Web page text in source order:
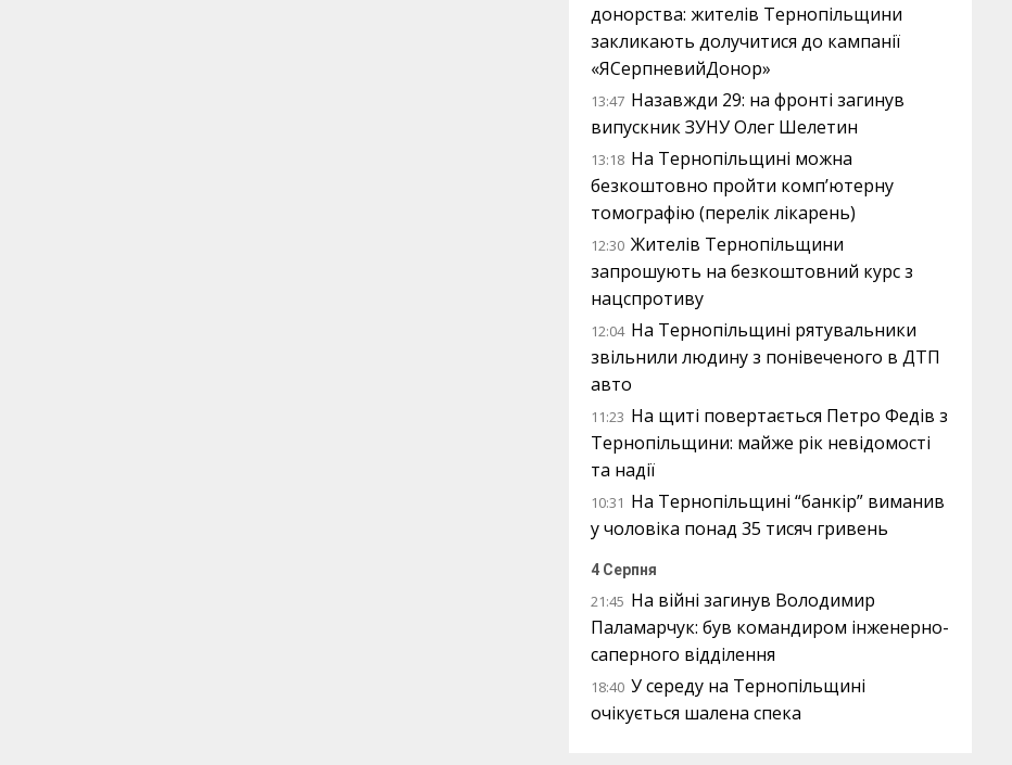
донорства: жителів Тернопільщини
закликають долучитися до кампанії
«ЯСерпневийДонор»
13:47 Назавжди 29: на фронті загинув
випускник ЗУНУ Олег Шелетин
13:18 На Тернопільщині можна
безкоштовно пройти комп’ютерну
томографію (перелік лікарень)
12:30 Жителів Тернопільщини
запрошують на безкоштовний курс з
нацспротиву
12:04 На Тернопільщині рятувальники
звільнили людину з понівеченого в ДТП
авто
11:23 На щиті повертається Петро Федів з
Тернопільщини: майже рік невідомості
та надії
10:31 На Тернопільщині “банкір” виманив
у чоловіка понад 35 тисяч гривень
4 Серпня
21:45 На війні загинув Володимир
Паламарчук: був командиром інженерно-
саперного відділення
18:40 У середу на Тернопільщині
очікується шалена спека